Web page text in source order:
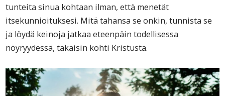
tunteita sinua kohtaan ilman, että menetät
itsekunnioituksesi. Mitä tahansa se onkin, tunnista se
ja löydä keinoja jatkaa eteenpäin todellisessa
nöyryydessä, takaisin kohti Kristusta.